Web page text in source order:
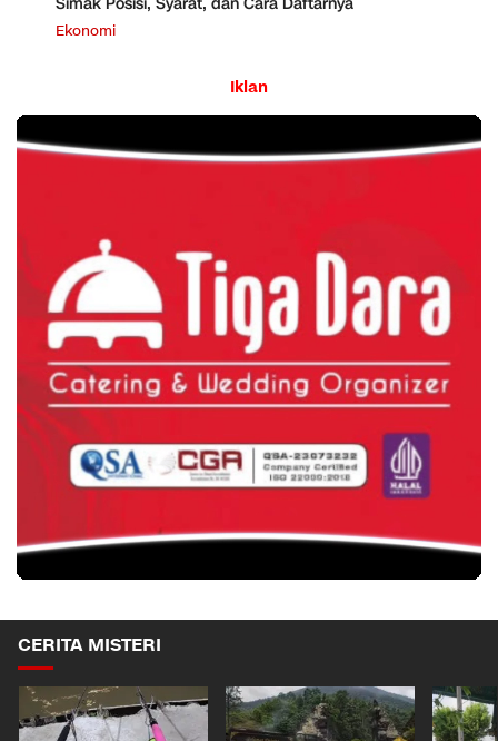
Ekonomi
Iklan
CERITA MISTERI